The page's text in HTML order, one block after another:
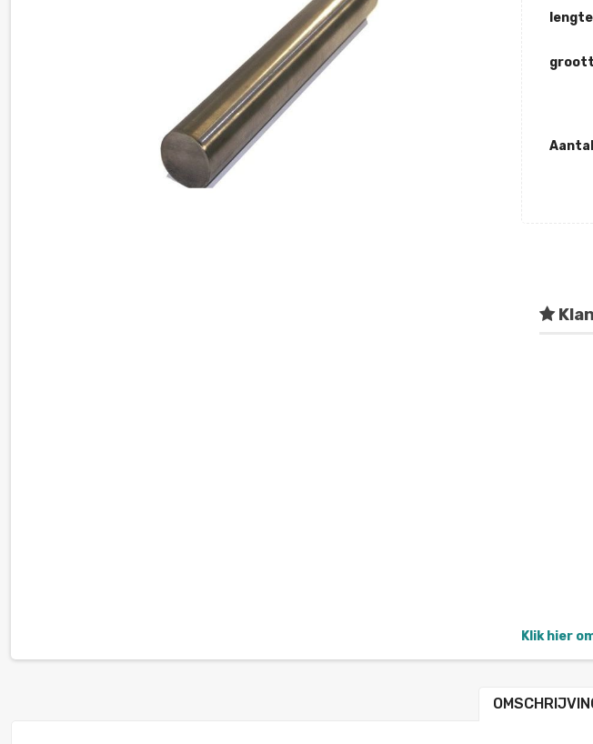
lengte
Klik hier